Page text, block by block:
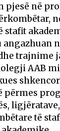
pjesë në
stafit
trajnime
AAB
përmes
të